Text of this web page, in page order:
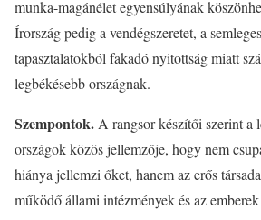
munka-magánélet egyensúlyának
Írország pedig a vendégszeretet, a
tapasztalatokból fakadó nyitottság miatt
legbékésebb országnak.
Szempontok. A rangsor készítői szerint a
országok közös jellemzője, hogy nem
hiánya jellemzi őket, hanem az erős
működő állami intézmények és az